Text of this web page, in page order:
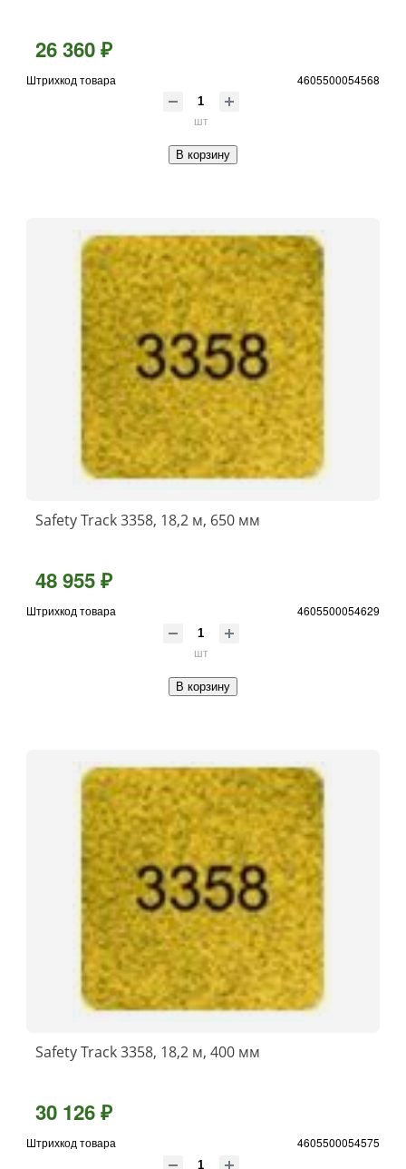
26 360 ₽
Штрихкод товара 4605500054568
шт
В корзину
Safety Track 3358, 18,2 м, 650 мм
48 955 ₽
Штрихкод товара 4605500054629
шт
В корзину
Safety Track 3358, 18,2 м, 400 мм
30 126 ₽
Штрихкод товара 4605500054575